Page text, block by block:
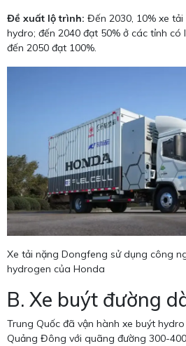
Đề xuất lộ trình: Đến 2030, 10% xe
hydro; đến 2040 đạt 50% ở các tỉnh
đến 2050 đạt 100%.
Xe tải nặng Dongfeng sử dụng công
hydrogen của Honda
B. Xe buýt đường
Trung Quốc đã vận hành xe buýt
Quảng Đông với quãng đường 300-